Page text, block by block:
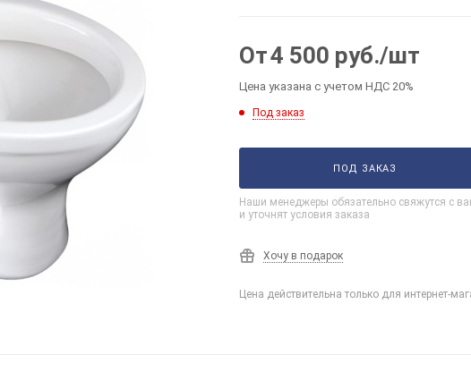
От4 500 руб./шт
Цена указана с учетом НДС 20%
Под заказ
ПОД ЗАКАЗ
Наши менеджеры обязательно свяжутся с
и уточнят условия заказа
Хочу в подарок
Цена действительна только для интернет-